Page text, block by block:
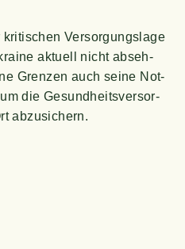
Ver­sor­gungs­la­ge
aktu­ell nicht abseh­
Gren­zen auch sei­ne Not­
die Gesund­heits­ver­sor­
abzusichern.